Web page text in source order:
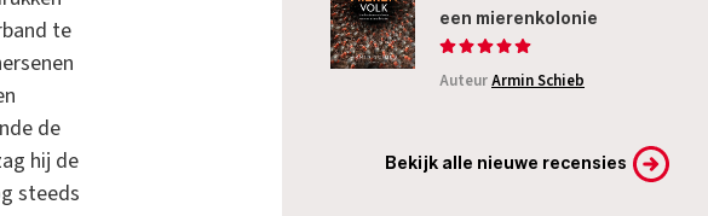
te
de
hij de
steeds
een mierenkolonie
AuteurArmin Schieb
Bekijk alle nieuwe recensies